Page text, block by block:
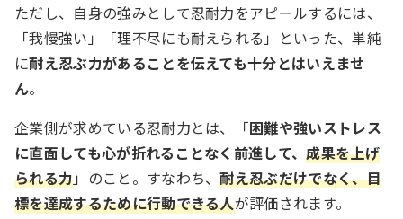
ただし、自身の強みとして忍耐力をアピールするには、
「我慢強い」「理不尽にも耐えられる」といった、単純
に耐え忍ぶ力があることを伝えても十分とはいえませ
ん。
企業側が求めている忍耐力とは、「困難や強いストレス
に直面しても心が折れることなく前進して、成果を上げ
られる力」のこと。すなわち、耐え忍ぶだけでなく、目
標を達成するために行動できる人が評価されます。